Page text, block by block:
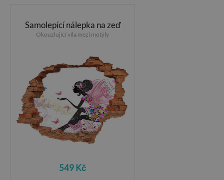
Samolepící nálepka na zeď
Okouzlující víla mezi motýly
549 Kč